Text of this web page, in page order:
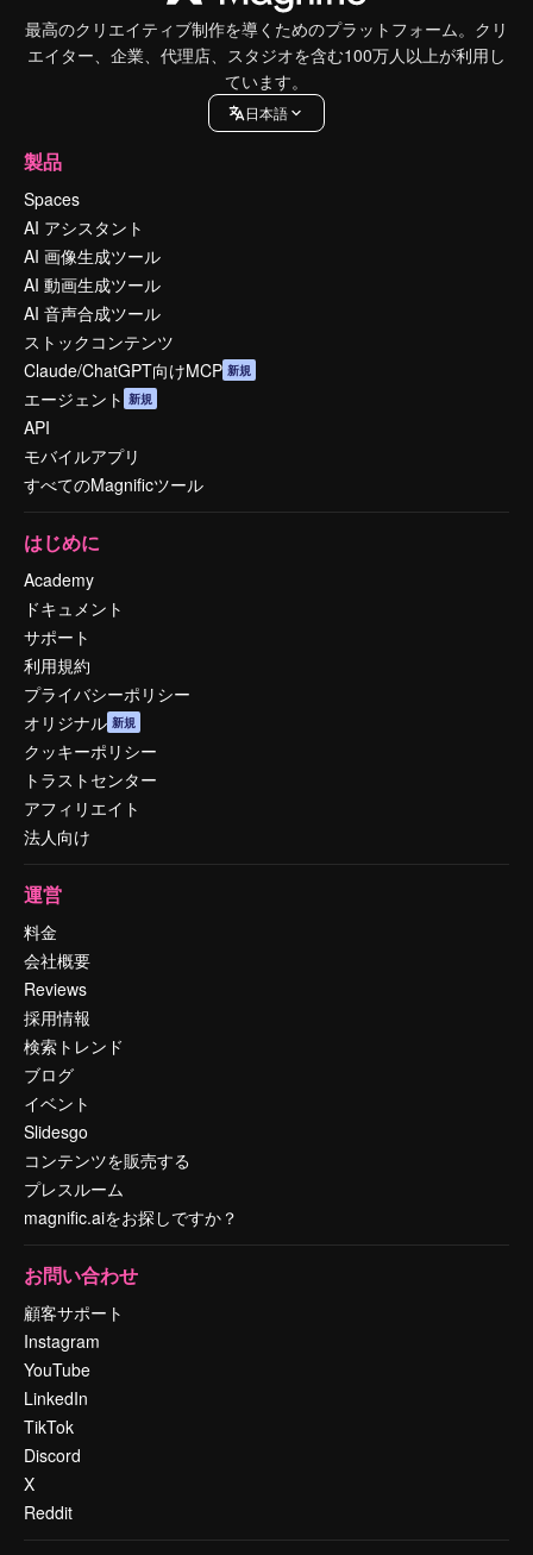
最高のクリエイティブ制作を導くためのプラットフォーム。クリ
エイター、企業、代理店、スタジオを含む100万人以上が利用し
ています。
日本語
製品
Spaces
AI アシスタント
AI 画像生成ツール
AI 動画生成ツール
AI 音声合成ツール
ストックコンテンツ
Claude/ChatGPT向けMCP 新規
エージェント 新規
API
モバイルアプリ
すべてのMagnificツール
はじめに
Academy
ドキュメント
サポート
利用規約
プライバシーポリシー
オリジナル 新規
クッキーポリシー
トラストセンター
アフィリエイト
法人向け
運営
料金
会社概要
Reviews
採用情報
検索トレンド
ブログ
イベント
Slidesgo
コンテンツを販売する
プレスルーム
magnific.aiをお探しですか？
お問い合わせ
顧客サポート
Instagram
YouTube
LinkedIn
TikTok
Discord
X
Reddit